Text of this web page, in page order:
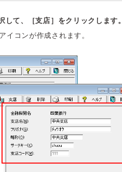
て、［支店］をクリックします。
イコンが作成されます。